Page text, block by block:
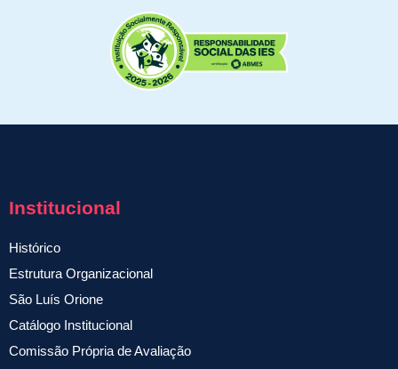
Institucional
Histórico
Estrutura Organizacional
São Luís Orione
Catálogo Institucional
Comissão Própria de Avaliação